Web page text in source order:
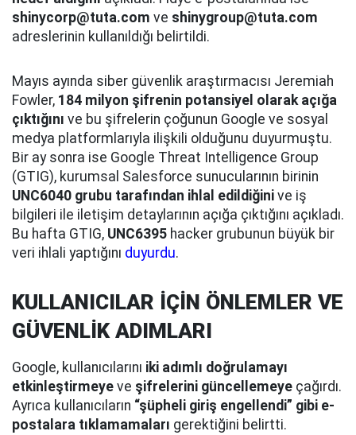
shinycorp@tuta.com ve shinygroup@tuta.com
adreslerinin kullanıldığı belirtildi.
Mayıs ayında siber güvenlik araştırmacısı Jeremiah
Fowler, 184 milyon şifrenin potansiyel olarak açığa
çıktığını ve bu şifrelerin çoğunun Google ve sosyal
medya platformlarıyla ilişkili olduğunu duyurmuştu.
Bir ay sonra ise Google Threat Intelligence Group
(GTIG), kurumsal Salesforce sunucularının birinin
UNC6040 grubu tarafından ihlal edildiğini ve iş
bilgileri ile iletişim detaylarının açığa çıktığını açıkladı.
Bu hafta GTIG, UNC6395 hacker grubunun büyük bir
veri ihlali yaptığını duyurdu.
KULLANICILAR İÇİN ÖNLEMLER VE
GÜVENLİK ADIMLARI
Google, kullanıcılarını iki adımlı doğrulamayı
etkinleştirmeye ve şifrelerini güncellemeye çağırdı.
Ayrıca kullanıcıların “şüpheli giriş engellendi” gibi e-
postalara tıklamamaları gerektiğini belirtti.